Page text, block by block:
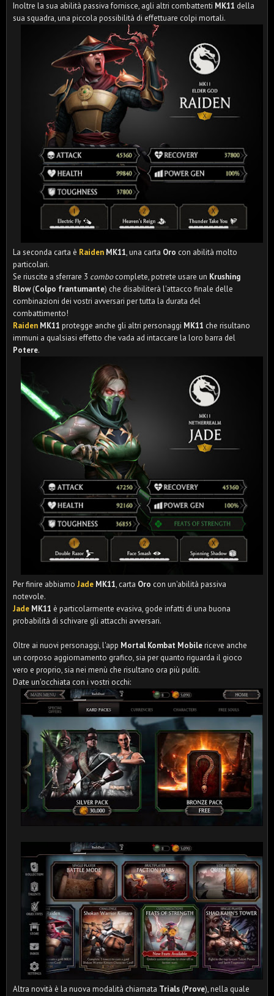
Inoltre la sua abilità passiva fornisce, agli altri combattenti MK11 della
sua squadra, una piccola possibilità di effettuare colpi mortali.
La seconda carta è Raiden MK11, una carta Oro con abilità molto
particolari.
Se riuscite a sferrare 3 combocomplete, potrete usare un Krushing
Blow(Colpo frantumante) che disabiliterà l'attacco finale delle
combinazioni dei vostri avversari per tutta la durata del
combattimento!
Raiden MK11 protegge anche gli altri personaggi MK11 che risultano
immuni a qualsiasi effetto che vada ad intaccare la loro barra del
Potere.
Per finire abbiamo Jade MK11, carta Oro con un'abilità passiva
notevole.
Jade MK11 è particolarmente evasiva, gode infatti di una buona
probabilità di schivare gli attacchi avversari.
Oltre ai nuovi personaggi, l'app Mortal Kombat Mobilericeve anche
un corposo aggiornamento grafico, sia per quanto riguarda il gioco
vero e proprio, sia nei menù che risultano ora più puliti.
Date un'occhiata con i vostri occhi:
Altra novità è la nuova modalità chiamata Trials (Prove), nella quale